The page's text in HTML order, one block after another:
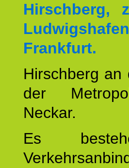
Hirschberg,
Frankfurt.
Hirschberg
der
Neckar.
Es